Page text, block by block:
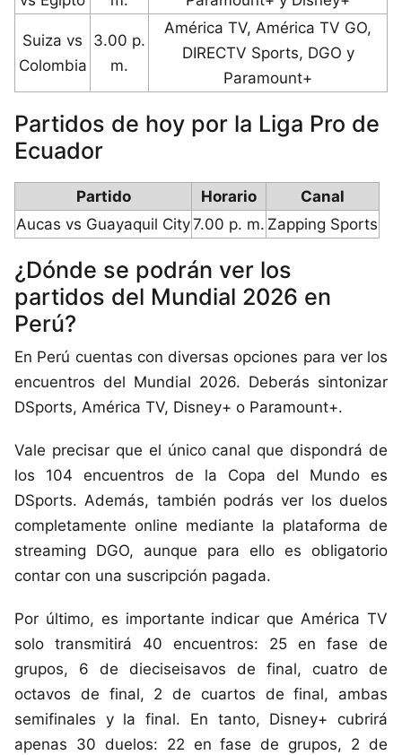
Suiza vs
Colombia
3.00 p.
m.
América TV, América TV GO,
DIRECTV Sports, DGO y
Paramount+
Partidos de hoy por la Liga Pro de
Ecuador
Partido Horario
Canal
Aucas vs Guayaquil City7.00 p. m. Zapping Sports
¿Dónde se podrán ver los
partidos del Mundial 2026 en
Perú?
En Perú cuentas con diversas opciones para ver los
encuentros del Mundial 2026. Deberás sintonizar
DSports, América TV, Disney+ o Paramount+.
Vale precisar que el único canal que dispondrá de
los 104 encuentros de la Copa del Mundo es
DSports. Además, también podrás ver los duelos
completamente online mediante la plataforma de
streaming DGO, aunque para ello es obligatorio
contar con una suscripción pagada.
Por último, es importante indicar que América TV
solo transmitirá 40 encuentros: 25 en fase de
grupos, 6 de dieciseisavos de final, cuatro de
octavos de final, 2 de cuartos de final, ambas
semifinales y la final. En tanto, Disney+ cubrirá
apenas 30 duelos: 22 en fase de grupos, 2 de